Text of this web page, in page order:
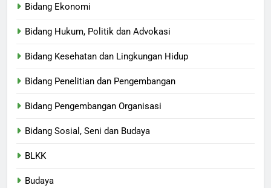
Bidang Ekonomi
Bidang Hukum, Politik dan Advokasi
Bidang Kesehatan dan Lingkungan Hidup
Bidang Penelitian dan Pengembangan
Bidang Pengembangan Organisasi
Bidang Sosial, Seni dan Budaya
BLKK
Budaya